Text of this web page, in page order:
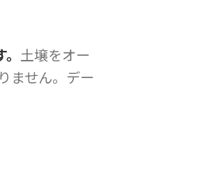
土壌をオー
ません。デー